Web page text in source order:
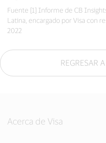
Fuente [1] Informe de CB
Latina, encargado por Visa con
2022
REGRESAR
Acerca de Visa